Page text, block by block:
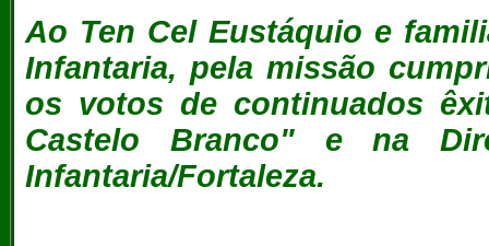
Ao Ten Cel Eustáquio e
Infantaria, pela missão
os votos de continuados
Castelo Branco" e na
Infantaria/Fortaleza.